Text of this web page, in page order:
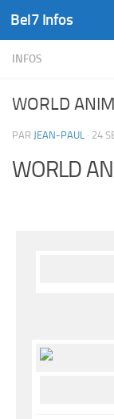
Skip to content
Bel7 Infos
INFOS
WORLD
PAR JEAN-PAUL · 24
WORLD